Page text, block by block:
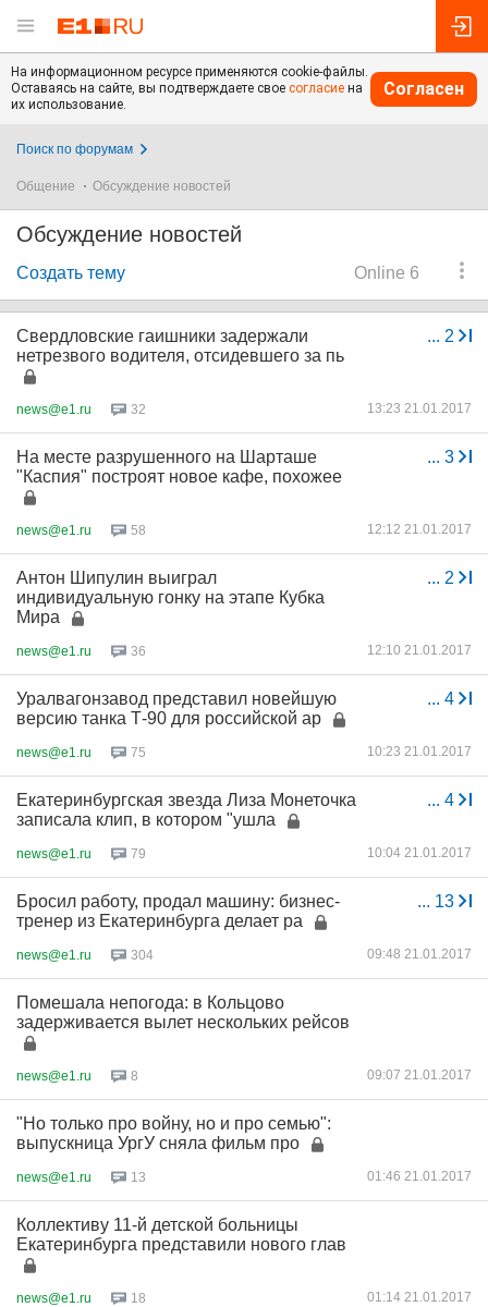
На информационном ресурсе применяются cookie-файлы.
Оставаясь на сайте, вы подтверждаете свое согласие на
их использование.
Согласен
Поиск по форумам
Общение Обсуждение новостей
Обсуждение новостей
Online 6
Создать тему
... 2
Свердловские гаишники задержали
нетрезвого водителя, отсидевшего за пь
news@e1.ru 32 13:23 21.01.2017
... 3
На месте разрушенного на Шарташе
"Каспия" построят новое кафе, похожее
news@e1.ru 58 12:12 21.01.2017
... 2
Антон Шипулин выиграл
индивидуальную гонку на этапе Кубка
Мира
news@e1.ru 36 12:10 21.01.2017
... 4
Уралвагонзавод представил новейшую
версию танка Т-90 для российской ар
news@e1.ru 75 10:23 21.01.2017
... 4
Екатеринбургская звезда Лиза Монеточка
записала клип, в котором "ушла
news@e1.ru 79 10:04 21.01.2017
... 13
Бросил работу, продал машину: бизнес-
тренер из Екатеринбурга делает ра
news@e1.ru 304 09:48 21.01.2017
Помешала непогода: в Кольцово
задерживается вылет нескольких рейсов
news@e1.ru 8 09:07 21.01.2017
"Но только про войну, но и про семью":
выпускница УргУ сняла фильм про
news@e1.ru 13 01:46 21.01.2017
Коллективу 11-й детской больницы
Екатеринбурга представили нового глав
news@e1.ru 18 01:14 21.01.2017